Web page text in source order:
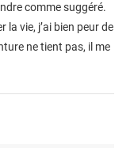
comme suggéré.
la vie, j’ai bien peur de
ne tient pas, il me